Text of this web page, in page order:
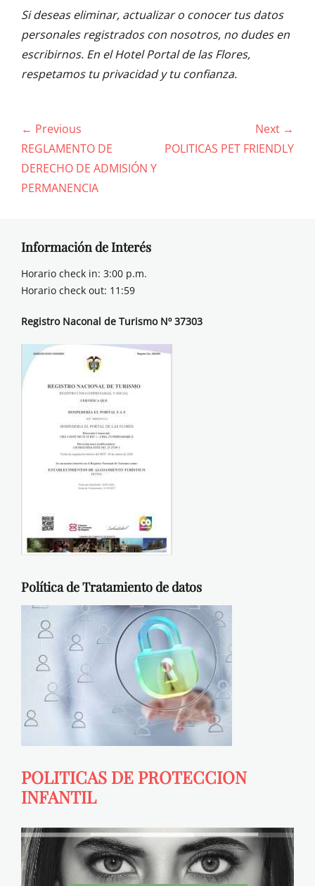
Si deseas eliminar, actualizar o conocer tus datos
personales registrados con nosotros, no dudes en
escribirnos. En el Hotel Portal de las Flores,
respetamos tu privacidad y tu confianza.
Navegación
de
entradas
← Previous
Previous
post:
REGLAMENTO DE
DERECHO DE ADMISIÓN Y
PERMANENCIA
Next →
Next
POLITICAS PET FRIENDLY
Información de Interés
Horario check in: 3:00 p.m.
Horario check out: 11:59
Registro Naconal de Turismo Nº 37303
Política de Tratamiento de datos
POLITICAS DE PROTECCION
INFANTIL